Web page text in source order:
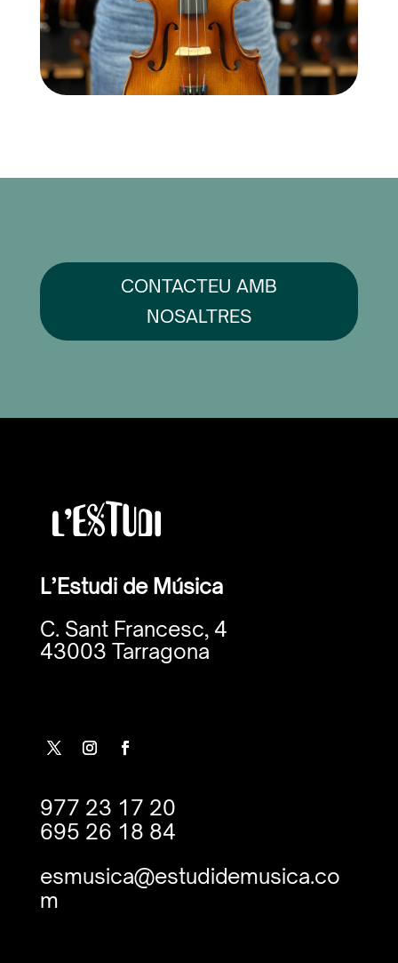
CONTACTEU AMB
NOSALTRES
L’Estudi de Música
C. Sant Francesc, 4
43003 Tarragona
977 23 17 20
695 26 18 84
esmusica@estudidemusica.co
m